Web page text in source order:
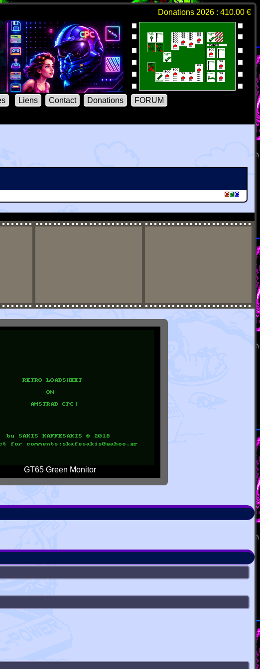
Donations 2026 : 410.00 €
Liens Contact Donations
FORUM
GT65 Green Monitor